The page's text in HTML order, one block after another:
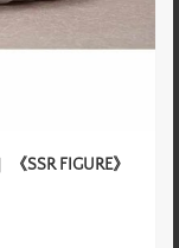
SSR FIGURE》